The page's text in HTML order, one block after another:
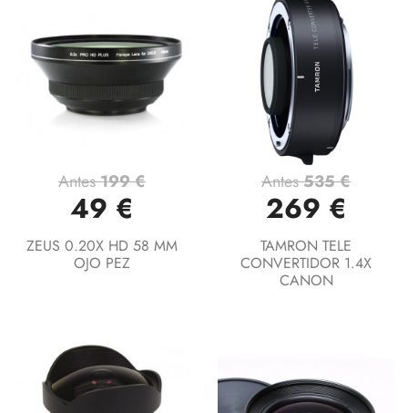
Antes199 €
49 €
ZEUS 0.20X HD 58 MM
OJO PEZ
Antes535 €
269 €
TAMRON TELE
CONVERTIDOR 1.4X
CANON